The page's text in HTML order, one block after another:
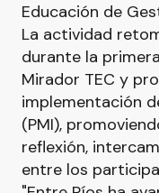
Educación de
La actividad
durante la
Mirador TEC y
implementación
(PMI),
reflexión,
entre los